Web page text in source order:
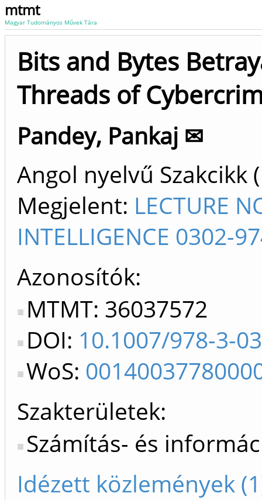
mtmt
Magyar Tudományos Művek Tára
Bits and Bytes
Threads of
Pandey, Pankaj ✉
Angol nyelvű
Megjelent: LECTURE
INTELLIGENCE 0302-
Azonosítók
MTMT: 36037572
DOI: 10.1007/978-3-
WoS:
Szakterületek:
Számítás- és
Idézett közlemények